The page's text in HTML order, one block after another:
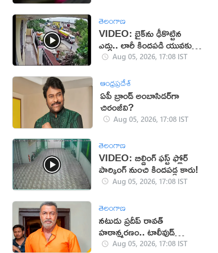
తెలంగాణ
VIDEO: బైక్‌ను ఢీకొట్టిన
ఎద్దు.. లారీ కిందపడి యువకుడు
మృతి!Aug 05, 2026, 17:08 IST
ఆంధ్రప్రదేశ్
ఏపీ బ్రాండ్ అంబాసిడర్‌గా
చిరంజీవి?
Aug 05, 2026, 17:08 IST
తెలంగాణ
VIDEO: బిల్డింగ్ ఫస్ట్ ఫ్లోర్
పార్కింగ్ నుంచి కిందపడ్డ కారు!
Aug 05, 2026, 17:08 IST
తెలంగాణ
నటుడు ప్రదీప్ రావత్
హఠాన్మరణం.. టాలీవుడ్
స్పందనపై విమర్శలు
Aug 05, 2026, 17:08 IST